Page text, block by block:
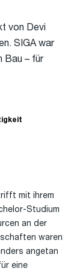
von Devi
SIGA war
Bau – für
mit ihrem
Studium
an der
waren
angetan
eine